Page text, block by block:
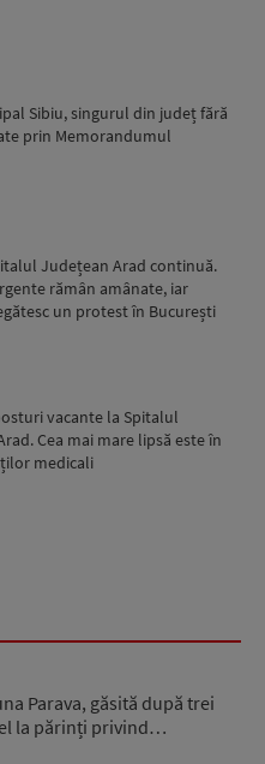
Sibiu, singurul din județ fără
prin Memorandumul
Județean Arad continuă.
rămân amânate, iar
un protest în București
vacante la Spitalul
Cea mai mare lipsă este în
medicali
Parava, găsită după trei
la părinți privind…